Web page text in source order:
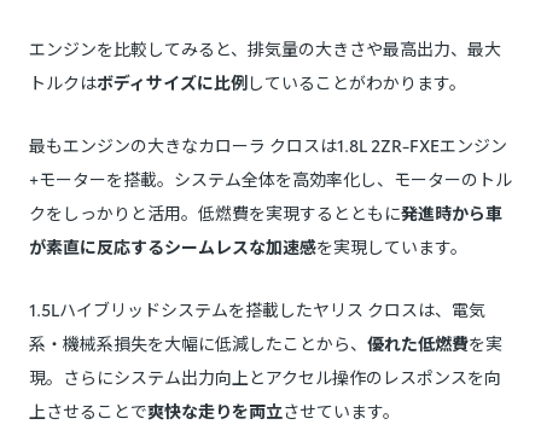
エンジンを比較してみると、排気量の大きさや最高出力、最大
トルクはボディサイズに比例していることがわかります。
最もエンジンの大きなカローラ クロスは1.8L 2ZR-FXEエンジン
+モーターを搭載。システム全体を高効率化し、モーターのトル
クをしっかりと活用。低燃費を実現するとともに発進時から車
が素直に反応するシームレスな加速感を実現しています。
1.5Lハイブリッドシステムを搭載したヤリス クロスは、電気
系・機械系損失を大幅に低減したことから、 優れた低燃費を実
現。さらにシステム出力向上とアクセル操作のレスポンスを向
上させることで爽快な走りを両立させています。